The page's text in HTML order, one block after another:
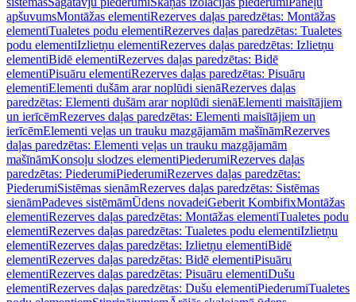
apšuvumsMontāžas elementiRezerves daļas paredzētas: Montāžas
elementiTualetes podu elementiRezerves daļas paredzētas: Tualetes
podu elementiIzlietņu elementiRezerves daļas paredzētas: Izlietņu
elementiBidē elementiRezerves daļas paredzētas: Bidē
elementiPisuāru elementiRezerves daļas paredzētas: Pisuāru
elementiElementi dušām arar noplūdi sienāRezerves daļas
paredzētas: Elementi dušām arar noplūdi sienāElementi maisītājiem
un ierīcēmRezerves daļas paredzētas: Elementi maisītājiem un
ierīcēmElementi veļas un trauku mazgājamām mašīnāmRezerves
daļas paredzētas: Elementi veļas un trauku mazgājamām
mašīnāmKonsoļu slodzes elementiPiederumiRezerves daļas
paredzētas: PiederumiPiederumiRezerves daļas paredzētas:
PiederumiSistēmas sienāmRezerves daļas paredzētas: Sistēmas
sienāmPadeves sistēmāmŪdens novadeiGeberit KombifixMontāžas
elementiRezerves daļas paredzētas: Montāžas elementiTualetes podu
elementiRezerves daļas paredzētas: Tualetes podu elementiIzlietņu
elementiRezerves daļas paredzētas: Izlietņu elementiBidē
elementiRezerves daļas paredzētas: Bidē elementiPisuāru
elementiRezerves daļas paredzētas: Pisuāru elementiDušu
elementiRezerves daļas paredzētas: Dušu elementiPiederumiTualetes